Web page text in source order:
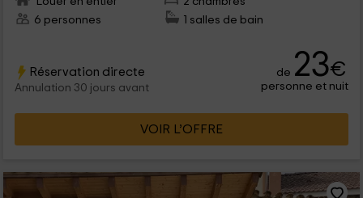
6 personnes
1 salles de bain
Réservation directe
Annulation 30 jours avant
de 23€
personne et nuit
VOIR L’OFFRE